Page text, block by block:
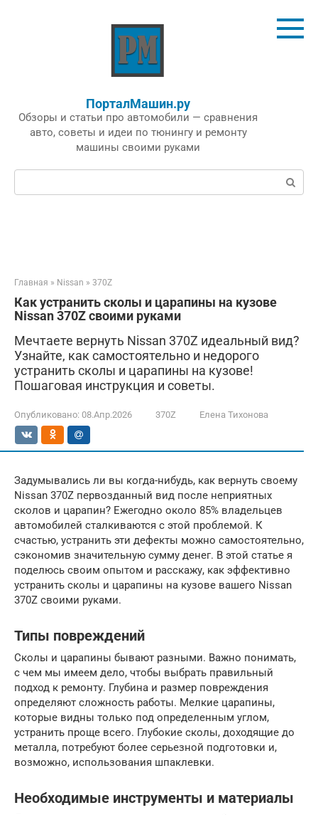
ПорталМашин.ру
Обзоры и статьи про автомобили — сравнения
авто, советы и идеи по тюнингу и ремонту
машины своими руками
Поиск:
Главная » Nissan » 370Z
Как устранить сколы и царапины на кузове
Nissan 370Z своими руками
Мечтаете вернуть Nissan 370Z идеальный вид?
Узнайте, как самостоятельно и недорого
устранить сколы и царапины на кузове!
Пошаговая инструкция и советы.
Опубликовано: 08.Апр.2026 370Z Елена Тихонова
Задумывались ли вы когда-нибудь, как вернуть своему
Nissan 370Z первозданный вид после неприятных
сколов и царапин? Ежегодно около 85% владельцев
автомобилей сталкиваются с этой проблемой. К
счастью, устранить эти дефекты можно самостоятельно,
сэкономив значительную сумму денег. В этой статье я
поделюсь своим опытом и расскажу, как эффективно
устранить сколы и царапины на кузове вашего Nissan
370Z своими руками.
Типы повреждений
Сколы и царапины бывают разными. Важно понимать,
с чем мы имеем дело, чтобы выбрать правильный
подход к ремонту. Глубина и размер повреждения
определяют сложность работы. Мелкие царапины,
которые видны только под определенным углом,
устранить проще всего. Глубокие сколы, доходящие до
металла, потребуют более серьезной подготовки и,
возможно, использования шпаклевки.
Необходимые инструменты и материалы